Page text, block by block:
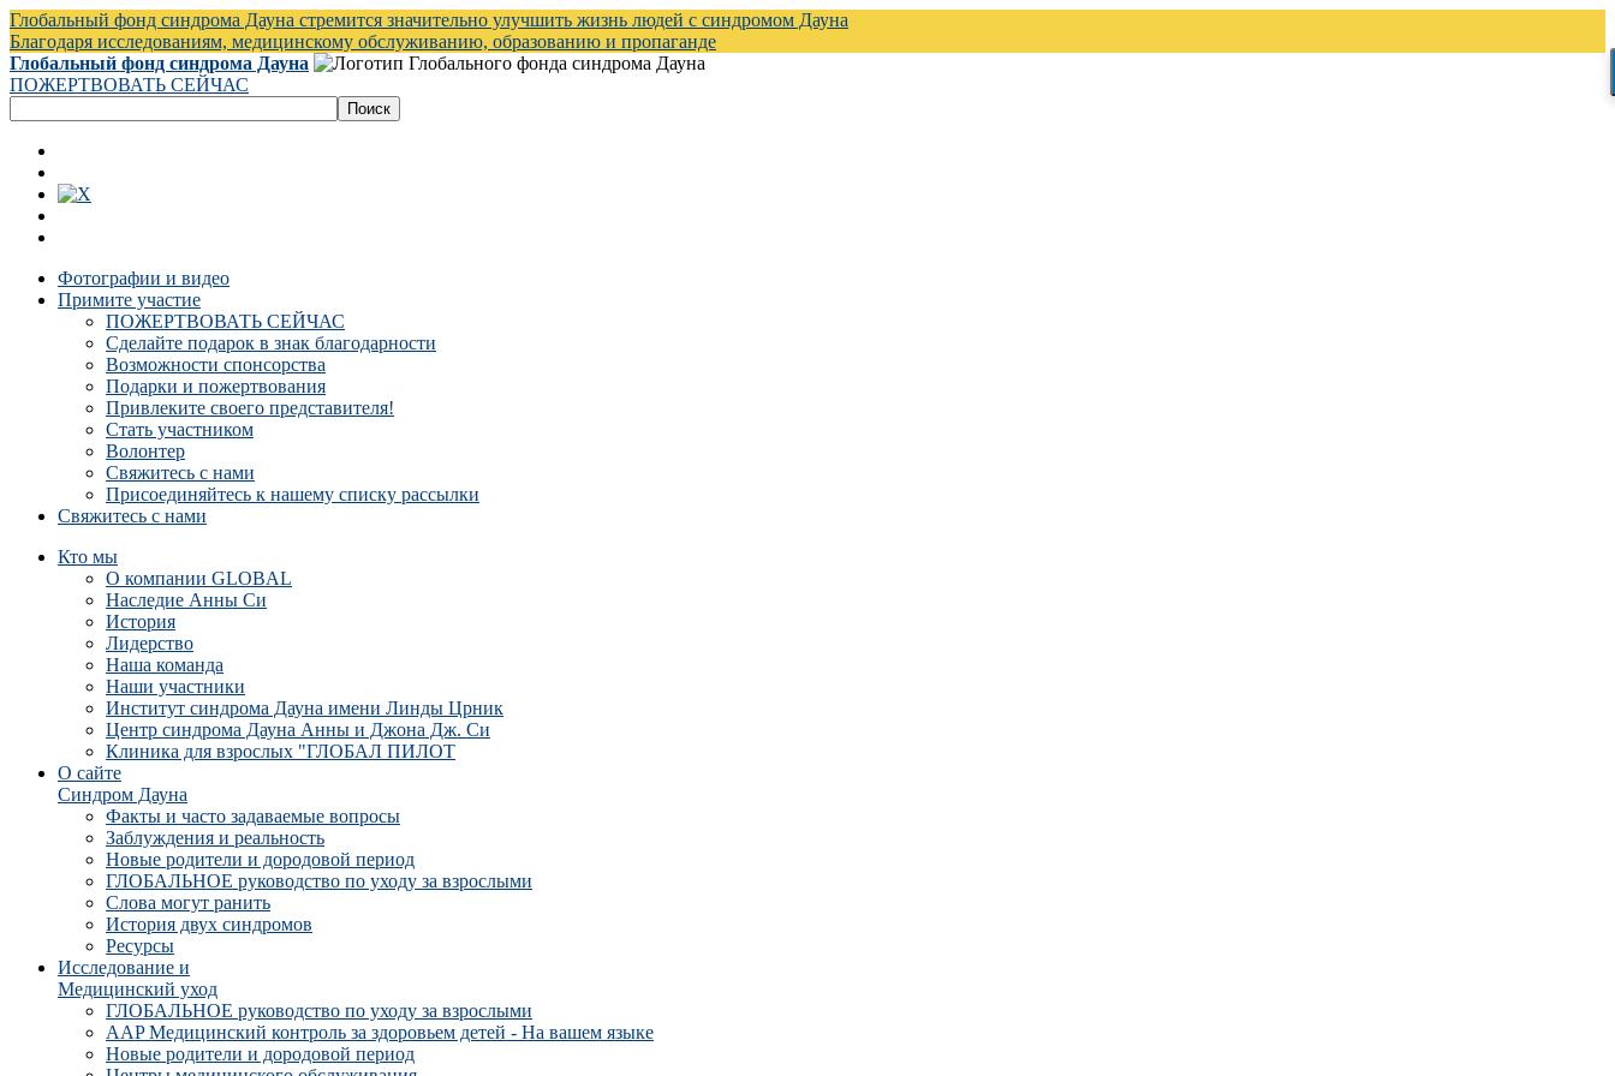
Глобальный фонд синдрома Дауна стремится значительно улучшить жизнь людей с синдромом Дауна
Благодаря исследованиям, медицинскому обслуживанию, образованию и пропаганде
Глобальный фонд синдрома Дауна
ПОЖЕРТВОВАТЬ СЕЙЧАС
Фотографии и видео
Примите участие
ПОЖЕРТВОВАТЬ СЕЙЧАС
Сделайте подарок в знак благодарности
Возможности спонсорства
Подарки и пожертвования
Привлеките своего представителя!
Стать участником
Волонтер
Свяжитесь с нами
Присоединяйтесь к нашему списку рассылки
Свяжитесь с нами
Кто мы
О компании GLOBAL
Наследие Анны Си
История
Лидерство
Наша команда
Наши участники
Институт синдрома Дауна имени Линды Црник
Центр синдрома Дауна Анны и Джона Дж. Си
Клиника для взрослых "ГЛОБАЛ ПИЛОТ
О сайте
Синдром Дауна
Факты и часто задаваемые вопросы
Заблуждения и реальность
Новые родители и дородовой период
ГЛОБАЛЬНОЕ руководство по уходу за взрослыми
Слова могут ранить
История двух синдромов
Ресурсы
Исследование и
Медицинский уход
ГЛОБАЛЬНОЕ руководство по уходу за взрослыми
AAP Медицинский контроль за здоровьем детей - На вашем языке
Новые родители и дородовой период